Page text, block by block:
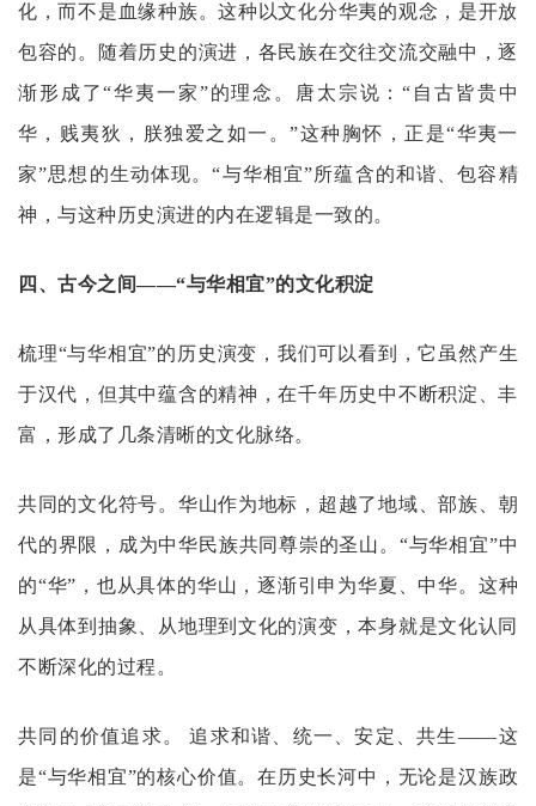
化，而不是血缘种族。这种以文化分华夷的观念，是开放
包容的。随着历史的演进，各民族在交往交流交融中，逐
渐形成了“华夷一家”的理念。唐太宗说：“自古皆贵中
华，贱夷狄，朕独爱之如一。”这种胸怀，正是“华夷一
家”思想的生动体现。“与华相宜”所蕴含的和谐、包容精
神，与这种历史演进的内在逻辑是一致的。
四、古今之间——“与华相宜”的文化积淀
梳理“与华相宜”的历史演变，我们可以看到，它虽然产生
于汉代，但其中蕴含的精神，在千年历史中不断积淀、丰
富，形成了几条清晰的文化脉络。
共同的文化符号。 华山作为地标，超越了地域、部族、朝
代的界限，成为中华民族共同尊崇的圣山。 “与华相宜”中
的“华”，也从具体的华山，逐渐引申为华夏、中华。这种
从具体到抽象、从地理到文化的演变，本身就是文化认同
不断深化的过程。
共同的价值追求。 追求和谐、统一、安定、共生——这
是“与华相宜”的核心价值。在历史长河中，无论是汉族政